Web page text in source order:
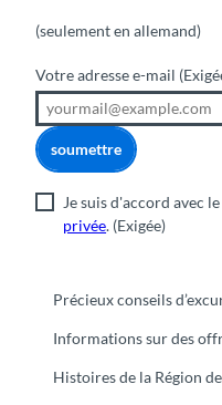
(seulement en allemand)
Votre adresse e-mail
soumettre
Je suis d'accord avec le
privée. (Exigée)
Précieux conseils
Informations sur des
Histoires de la Région